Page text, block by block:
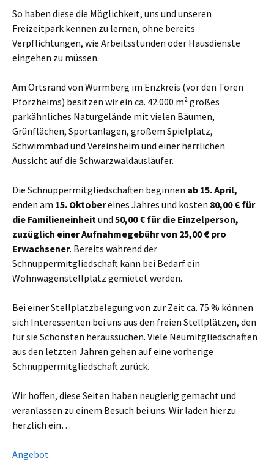
So haben diese die Möglichkeit, uns und unseren
Freizeitpark kennen zu lernen, ohne bereits
Verpflichtungen, wie Arbeitsstunden oder Hausdienste
eingehen zu müssen.
Am Ortsrand von Wurmberg im Enzkreis (vor den Toren
Pforzheims) besitzen wir ein ca. 42.000 m² großes
parkähnliches Naturgelände mit vielen Bäumen,
Grünflächen, Sportanlagen, großem Spielplatz,
Schwimmbad und Vereinsheim und einer herrlichen
Aussicht auf die Schwarzwaldausläufer.
Die Schnuppermitgliedschaften beginnen ab 15. April,
enden am 15. Oktobereines Jahres und kosten 80,00 € für
die Familieneinheitund 50,00 € für die Einzelperson,
zuzüglich einer Aufnahmegebühr von 25,00 € pro
Erwachsener. Bereits während der
Schnuppermitgliedschaft kann bei Bedarf ein
Wohnwagenstellplatz gemietet werden.
Bei einer Stellplatzbelegung von zur Zeit ca. 75 % können
sich Interessenten bei uns aus den freien Stellplätzen, den
für sie Schönsten heraussuchen. Viele Neumitgliedschaften
aus den letzten Jahren gehen auf eine vorherige
Schnuppermitgliedschaft zurück.
Wir hoffen, diese Seiten haben neugierig gemacht und
veranlassen zu einem Besuch bei uns. Wir laden hierzu
herzlich ein…
Angebot